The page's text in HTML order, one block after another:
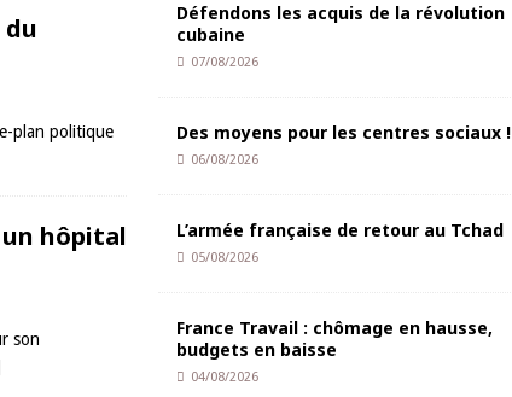
plan politique
hôpital
son
Défendons les acquis de la révolution
cubaine
07/08/2026
Des moyens pour les centres sociaux !
06/08/2026
L’armée française de retour au Tchad
05/08/2026
France Travail : chômage en hausse,
budgets en baisse
04/08/2026